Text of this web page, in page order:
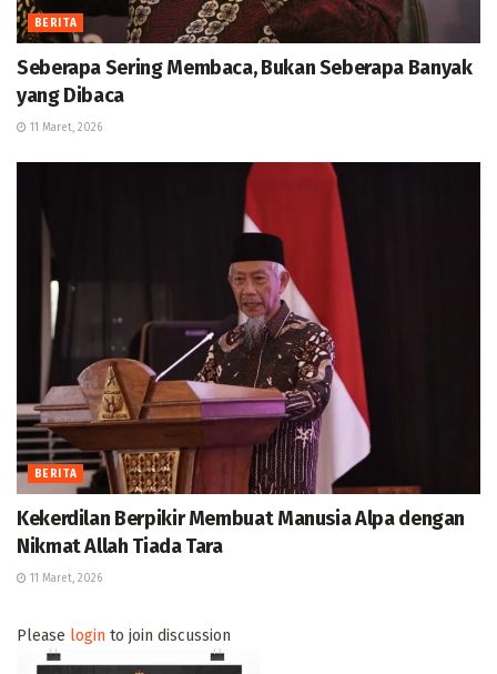
BERITA
Seberapa Sering Membaca, Bukan Seberapa Banyak
yang Dibaca
11 Maret, 2026
BERITA
Kekerdilan Berpikir Membuat Manusia Alpa dengan
Nikmat Allah Tiada Tara
11 Maret, 2026
Please login to join discussion